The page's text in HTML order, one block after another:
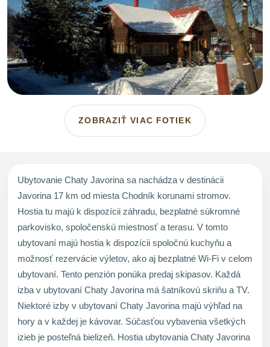
ZOBRAZIŤ VIAC FOTIEK
Ubytovanie Chaty Javorina sa nachádza v destinácii
Javorina 17 km od miesta Chodník korunami stromov.
Hostia tu majú k dispozícii záhradu, bezplatné súkromné
parkovisko, spoločenskú miestnosť a terasu. V tomto
ubytovaní majú hostia k dispozícii spoločnú kuchyňu a
možnosť rezervácie výletov, ako aj bezplatné Wi-Fi v celom
ubytovaní. Tento penzión ponúka predaj skipasov. Každá
izba v ubytovaní Chaty Javorina má šatníkovú skriňu a TV.
Niektoré izby v ubytovaní Chaty Javorina majú výhľad na
hory a v každej je kávovar. Súčasťou vybavenia všetkých
izieb je posteľná bielizeň. Hostia ubytovania Chaty Javorina